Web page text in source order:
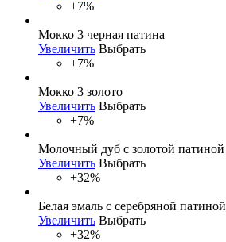
+7%
Мокко 3 черная патина
Увеличить Выбрать
+7%
Мокко 3 золото
Увеличить Выбрать
+7%
Молочный дуб с золотой патиной
Увеличить Выбрать
+32%
Белая эмаль с серебряной патиной
Увеличить Выбрать
+32%